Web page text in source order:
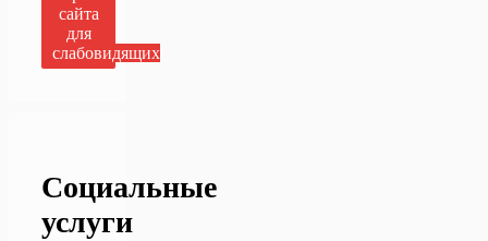
сайта
для
слабовидящих
Социальные
услуги